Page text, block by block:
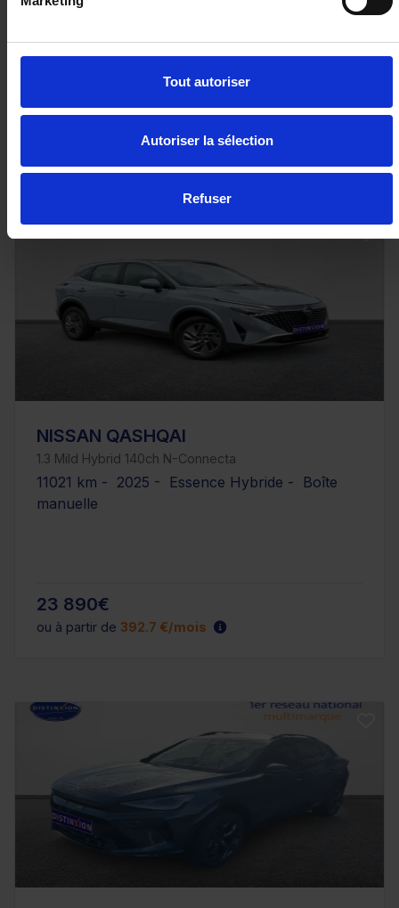
Tout autoriser
Autoriser la sélection
Refuser
10 km - 2025 - Essence Hybride - Boîte auto
35 980€
591.85 €/mois
NISSAN QASHQAI
1.3 Mild Hybrid 140ch N-Connecta
11021 km - 2025 - Essence Hybride - Boîte
manuelle
23 890€
ou à partir de 392.7 €/mois